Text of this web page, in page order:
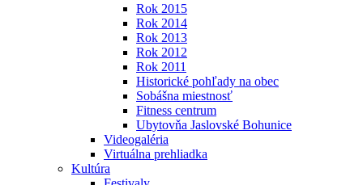
Rok 2015
Rok 2014
Rok 2013
Rok 2012
Rok 2011
Historické pohľady na obec
Sobášna miestnosť
Fitness centrum
Ubytovňa Jaslovské Bohunice
Videogaléria
Virtuálna prehliadka
Kultúra